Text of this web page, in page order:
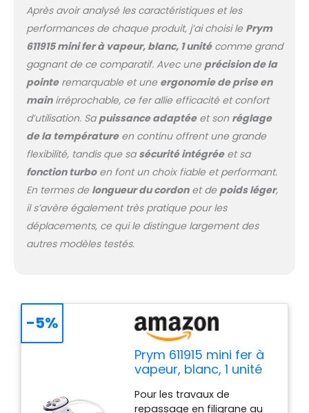
Après avoir analysé les caractéristiques et les
performances de chaque produit, j’ai choisi le Prym
611915 mini fer à vapeur, blanc, 1 unitécomme grand
gagnant de ce comparatif. Avec une précision de la
pointeremarquable et une ergonomie de prise en
mainirréprochable, ce fer allie efficacité et confort
d’utilisation. Sa puissance adaptéeet son réglage
de la températureen continu offrent une grande
flexibilité, tandis que sa sécurité intégréeet sa
fonction turboen font un choix fiable et performant.
En termes de longueur du cordonet de poids léger,
il s’avère également très pratique pour les
déplacements, ce qui le distingue largement des
autres modèles testés.
Prym 611915 mini fer à
vapeur, blanc, 1 unité
Pour les travaux de
repassage en filigrane au
-5%